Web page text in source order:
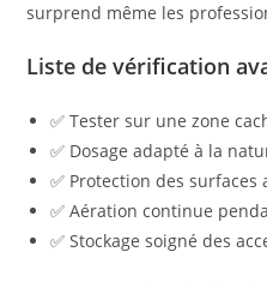
surprend même les
Liste de vérification
✅ Tester sur une zone
✅ Dosage adapté à la
✅ Protection des
✅ Aération continue
✅ Stockage soigné des